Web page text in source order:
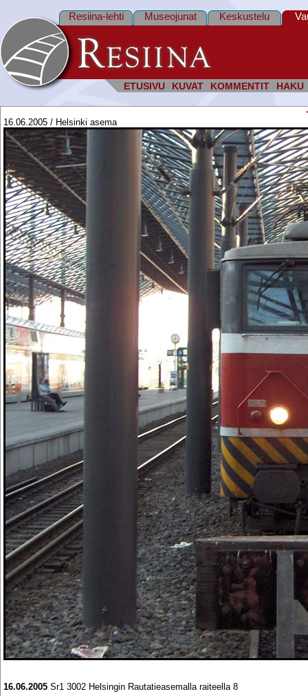
ETUSIVU KUVAT KOMMENTIT HAKU
Resiina-lehti Museojunat Keskustelu
16.06.2005 / Helsinki asema
16.06.2005 Sr1 3002 Helsingin Rautatieasemalla raiteella 8